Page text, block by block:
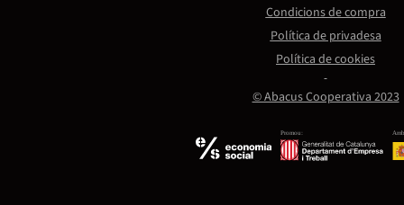
Promou:
© Abacus Cooperativa 2023
Condicions de compra
Política de privadesa
Política de cookies